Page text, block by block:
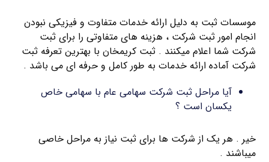
موسسات ثبت به دلیل ارائه خدمات متفاوت و فیزیکی نبودن
انجام امور ثبت شرکت ، هزینه های متفاوتی را برای ثبت
شرکت شما اعلام میکنند . ثبت کریمخان با بهترین تعرفه ثبت
شرکت آماده ارائه خدمات به طور کامل و حرفه ای می باشد .
آیا مراحل ثبت شرکت سهامی عام با سهامی خاص
یکسان است ؟
خیر . هر یک از شرکت ها برای ثبت نیاز به مراحل خاصی
میباشند .